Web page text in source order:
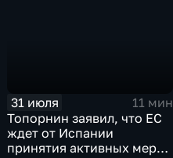
31 июля
11 мин
Топорнин заявил, что ЕС
ждет от Испании
принятия активных мер